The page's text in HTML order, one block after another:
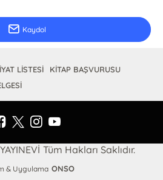
Kaydol
LİSTESİ
KİTAP BAŞVURUSU
Tüm Hakları Saklıdır.
& Uygulama ONSO